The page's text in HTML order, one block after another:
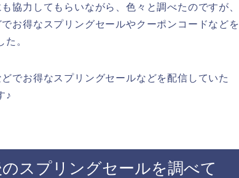
協力してもらいながら、色々と調べたのですが、
お得なスプリングセールやクーポンコードなどを
。
でお得なスプリングセールなどを配信していた
♪
スプリングセールを調べて